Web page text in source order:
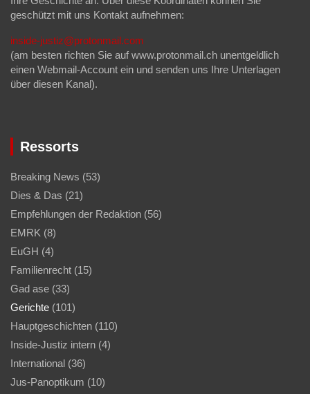
geschützt mit uns Kontakt aufnehmen:
inside-justiz@protonmail.com
(am besten richten Sie auf www.protonmail.ch unentgeldlich
einen Webmail-Account ein und senden uns Ihre Unterlagen
über diesen Kanal).
Ressorts
Breaking News (53)
Dies & Das (21)
Empfehlungen der Redaktion (56)
EMRK (8)
EuGH (4)
Familienrecht (15)
Gad ase (33)
Gerichte (101)
Hauptgeschichten (110)
Inside-Justiz intern (4)
International (36)
Jus-Panoptikum (10)